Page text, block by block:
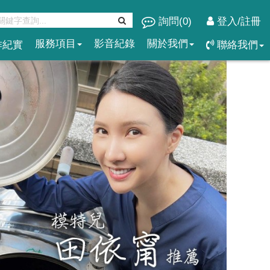
詢問(0) 登入/註冊
紀實 服務項目 影音紀錄 關於我們 聯絡我們